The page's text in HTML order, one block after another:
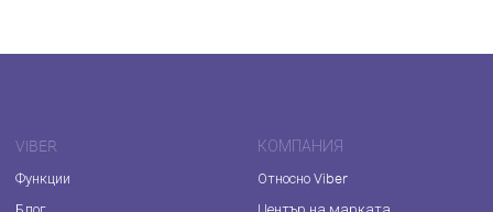
VIBER
Функции
КОМПАНИЯ
Относно Viber